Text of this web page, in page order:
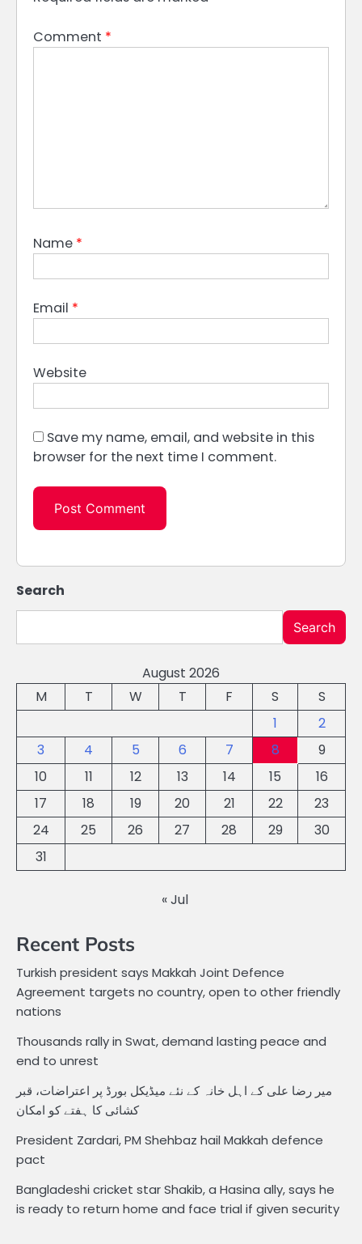
Comment *
Name *
Email *
Website
Save my name, email, and website in this
browser for the next time I comment.
Search
Search
August 2026
M
T W T F S
S
1
2
3
4 5 6 7 8
9
10
11 12 13 14 15
16
17
18 19 20 21 22
23
24
25 26 27 28 29
30
31
« Jul
Recent Posts
Turkish president says Makkah Joint Defence
Agreement targets no country, open to other friendly
nations
Thousands rally in Swat, demand lasting peace and
end to unrest
میر رضا علی کے اہل خانہ کے نئے میڈیکل بورڈ پر اعتراضات، قبر
کشائی کا ہفتے کو امکان
President Zardari, PM Shehbaz hail Makkah defence
pact
Bangladeshi cricket star Shakib, a Hasina ally, says he
is ready to return home and face trial if given security